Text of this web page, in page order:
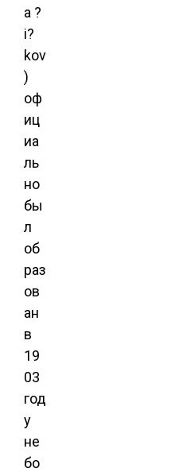
a ?
i?
kov
)
оф
иц
иа
ль
но
бы
л
об
раз
ов
ан
в
19
03
год
у
не
бо